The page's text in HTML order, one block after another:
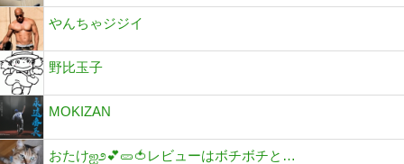
やんちゃジジイ
野比玉子
MOKIZAN
おたけஐ೨💕🥒🍅レビューはボチボチと…